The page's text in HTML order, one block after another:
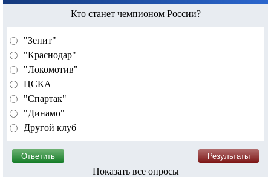
Кто станет чемпионом России?
"Зенит"
"Краснодар"
"Локомотив"
ЦСКА
"Спартак"
"Динамо"
Другой клуб
Показать все опросы